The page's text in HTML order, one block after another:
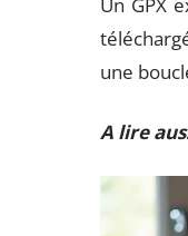
une
A lire